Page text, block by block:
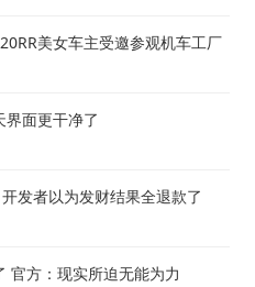
美女车主受邀参观机车工厂
面更干净了
发者以为发财结果全退款了
官方：现实所迫无能为力